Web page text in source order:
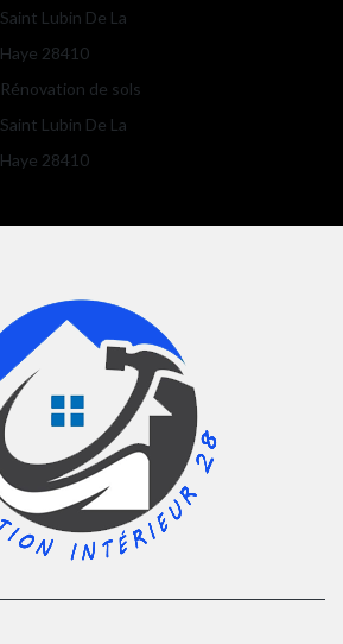
Saint Lubin De La
Haye 28410
Rénovation de sols
Saint Lubin De La
Haye 28410